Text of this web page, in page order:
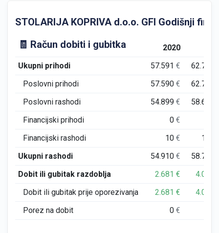
STOLARIJA KOPRIVA d.o.o. GFI Godišnji
🧾 Račun dobiti i gubitka
2020
Ukupni prihodi
57.591€ 62.776
Poslovni prihodi
57.590€ 62.776
Poslovni rashodi
54.899€ 58.659
Financijski prihodi
0€
Financijski rashodi
10€ 117
Ukupni rashodi
54.910€ 58.776
Dobit ili gubitak razdoblja
2.681€ 4.000
Dobit ili gubitak prije oporezivanja
2.681€ 4.000
Porez na dobit
0€